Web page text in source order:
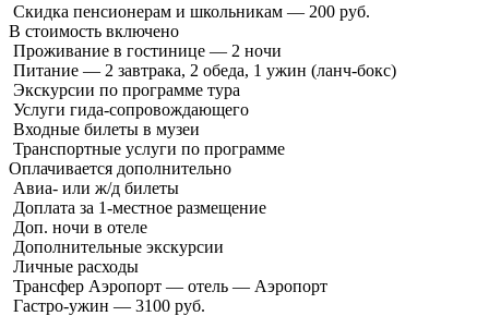
Скидка пенсионерам и школьникам — 200 руб.
В стоимость включено
Проживание в гостинице — 2 ночи
Питание — 2 завтрака, 2 обеда, 1 ужин (ланч-бокс)
Экскурсии по программе тура
Услуги гида-сопровождающего
Входные билеты в музеи
Транспортные услуги по программе
Оплачивается дополнительно
Авиа- или ж/д билеты
Доплата за 1-местное размещение
Доп. ночи в отеле
Дополнительные экскурсии
Личные расходы
Трансфер Аэропорт — отель — Аэропорт
Гастро-ужин — 3100 руб.